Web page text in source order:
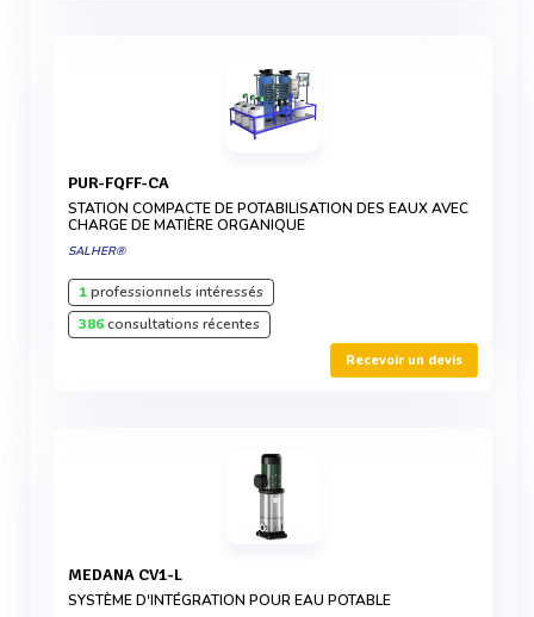
PUR-FQFF-CA
STATION COMPACTE DE POTABILISATION DES EAUX AVEC
CHARGE DE MATIÈRE ORGANIQUE
SALHER®
1professionnels intéressés
386consultations récentes
Recevoir un devis
MEDANA CV1-L
SYSTÈME D'INTÉGRATION POUR EAU POTABLE